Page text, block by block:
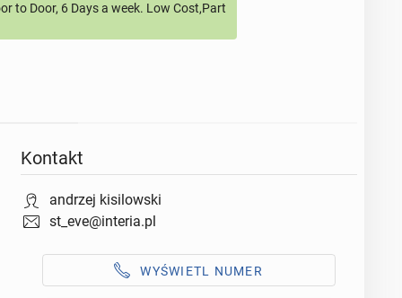
to Door, 6 Days a week. Low Cost,Part
Kontakt
andrzej kisilowski
st_eve@interia.pl
WYŚWIETL NUMER